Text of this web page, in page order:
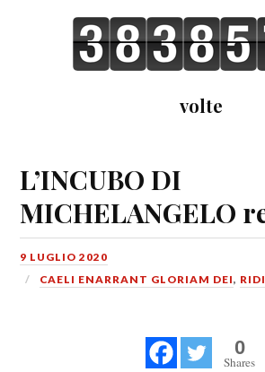
volte
L’INCUBO DI
MICHELANGELO
9 LUGLIO 2020
CAELI ENARRANT GLORIAM DEI,
0
Shares